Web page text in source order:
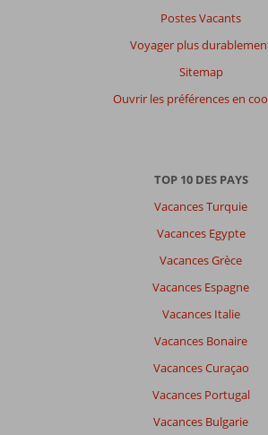
Postes Vacants
Voyager plus
Sitemap
Ouvrir les préférences en
TOP 10 DES PAYS
Vacances Turquie
Vacances Egypte
Vacances Grèce
Vacances Espagne
Vacances Italie
Vacances Bonaire
Vacances Curaçao
Vacances Portugal
Vacances Bulgarie